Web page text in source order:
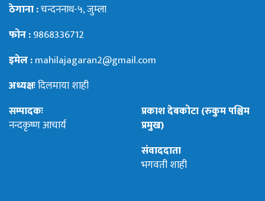
ठेगाना :चन्दननाथ-५, जुम्ला
फोन :9868336712
इमेल :mahilajagaran2@gmail.com
अध्यक्षःदिलमाया शाही
सम्पादकः
नन्दकृष्ण आचार्य
प्रकाश देबकोटा (रुकुम पश्चिम
प्रमुख)
संवाददाता
भगवती शाही